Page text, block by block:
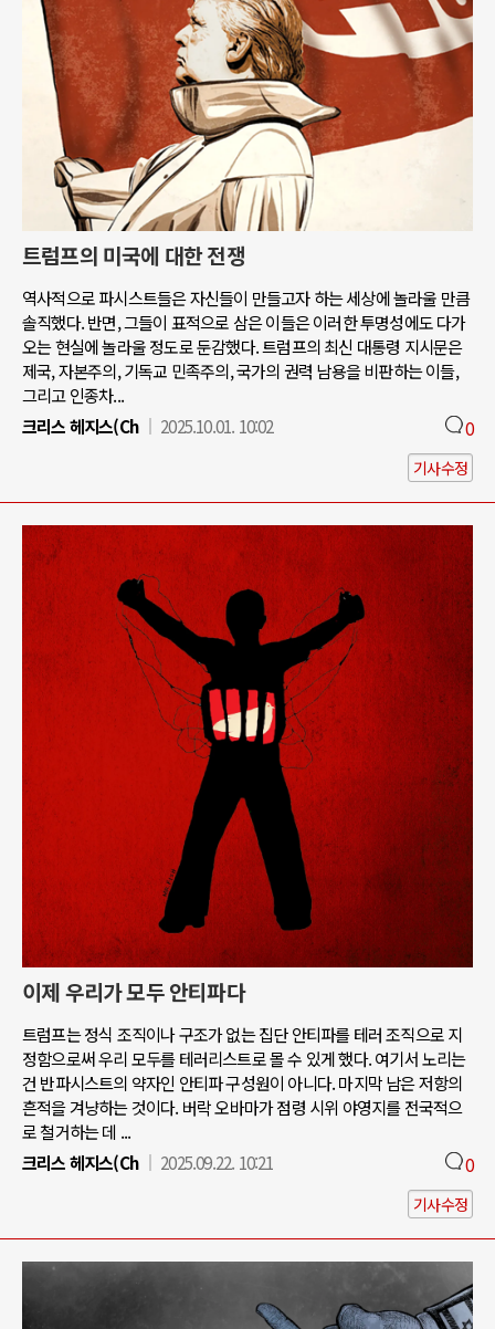
트럼프의 미국에 대한 전쟁
역사적으로 파시스트들은 자신들이 만들고자 하는 세상에 놀라울 만큼
솔직했다. 반면, 그들이 표적으로 삼은 이들은 이러한 투명성에도 다가
오는 현실에 놀라울 정도로 둔감했다. 트럼프의 최신 대통령 지시문은
제국, 자본주의, 기독교 민족주의, 국가의 권력 남용을 비판하는 이들,
그리고 인종차...
크리스 헤지스(Ch
2025.10.01. 10:02 0
기사수정
이제 우리가 모두 안티파다
트럼프는 정식 조직이나 구조가 없는 집단 안티파를 테러 조직으로 지
정함으로써 우리 모두를 테러리스트로 몰 수 있게 했다. 여기서 노리는
건 반파시스트의 약자인 안티파 구성원이 아니다. 마지막 남은 저항의
흔적을 겨냥하는 것이다. 버락 오바마가 점령 시위 야영지를 전국적으
로 철거하는 데 ...
크리스 헤지스(Ch
2025.09.22. 10:21 0
기사수정